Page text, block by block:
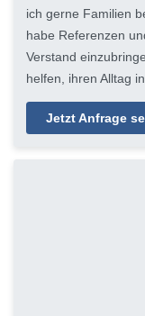
ich gerne Familien
habe Referenzen
Verstand
helfen, ihren Alltag
Jetzt Anfrage